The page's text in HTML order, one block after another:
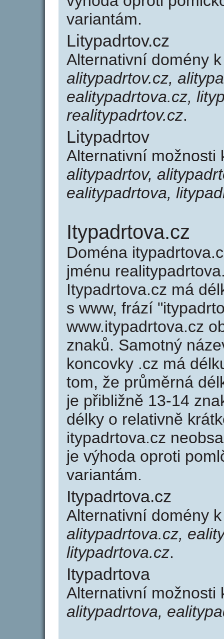
variantám.
Litypadrtov.cz
Alternativní domény
alitypadrtov.cz,
ealitypadrtova.cz,
realitypadrtov.cz.
Litypadrtov
Alternativní možnosti
alitypadrtov,
ealitypadrtova,
Itypadrtova.cz
Doména
jménu
Itypadrtova.cz má
s www, frází
www.itypadrtova.cz
znaků. Samotný
koncovky .cz má
tom, že průměrná
je přibližně 13-14
délky o relativně
itypadrtova.cz
je výhoda oproti
variantám.
Itypadrtova.cz
Alternativní domény
alitypadrtova.cz,
litypadrtova.cz.
Itypadrtova
Alternativní možnosti
alitypadrtova,